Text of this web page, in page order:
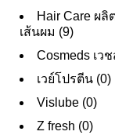
Hair Care ผ
เส้นผม (9)
Cosmeds เว
เวย์โปรตีน (0)
Vislube (0)
Z fresh (0)